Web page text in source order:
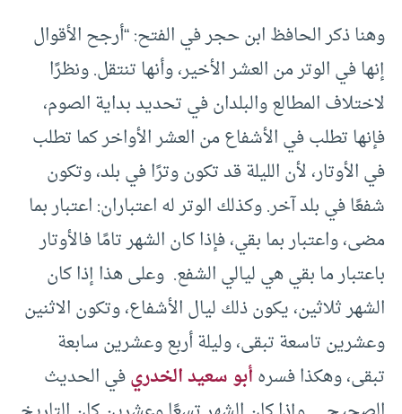
وهنا ذكر الحافظ ابن حجر في الفتح: “أرجح الأقوال
إنها في الوتر من العشر الأخير، وأنها تنتقل. ونظرًا
لاختلاف المطالع والبلدان في تحديد بداية الصوم،
فإنها تطلب في الأشفاع من العشر الأواخر كما تطلب
في الأوتار، لأن الليلة قد تكون وترًا في بلد، وتكون
شفعًا في بلد آخر. وكذلك الوتر له اعتباران: اعتبار بما
مضى، واعتبار بما بقي، فإذا كان الشهر تامًا فالأوتار
باعتبار ما بقي هي ليالي الشفع. وعلى هذا إذا كان
الشهر ثلاثين، يكون ذلك ليال الأشفاع، وتكون الاثنين
وعشرين تاسعة تبقى، وليلة أربع وعشرين سابعة
تبقى، وهكذا فسرهأبو سعيد الخدريفي الحديث